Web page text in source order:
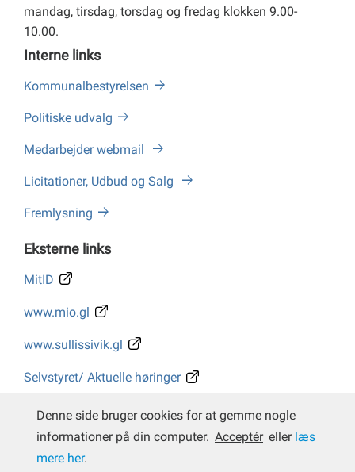
mandag, tirsdag, torsdag og fredag klokken 9.00-
10.00.
Interne links
Kommunalbestyrelsen
Politiske udvalg
Medarbejder webmail
Licitationer, Udbud og Salg
Fremlysning
Eksterne links
MitID
www.mio.gl
www.sullissivik.gl
Selvstyret/ Aktuelle høringer
Whistleblower
Denne side bruger cookies for at gemme nogle
informationer på din computer. Acceptér eller læs
mere her.